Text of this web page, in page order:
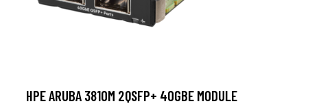
HPE ARUBA 3810M 2QSFP+ 40GBE MODULE